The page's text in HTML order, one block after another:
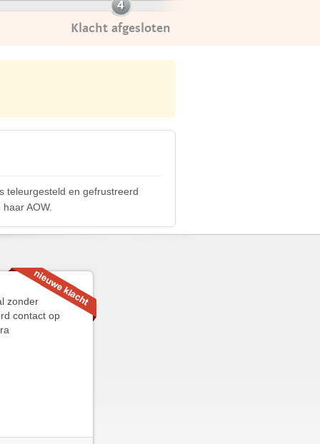
Klacht afgesloten
teleurgesteld en gefrustreerd
AOW.
zonder
contact op